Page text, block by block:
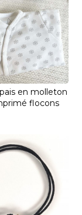
en molleton
flocons